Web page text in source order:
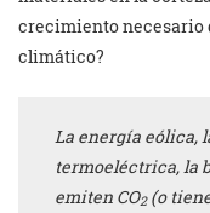
crecimiento necesario
climático?
La energía eólica,
termoeléctrica, la
emiten CO2(o